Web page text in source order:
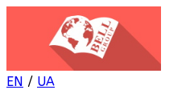
EN / UA